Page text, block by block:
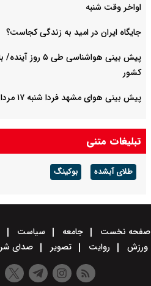
اواخر وقت شنبه
جایگاه ایران در امید به زندگی کجاست؟
پیش بینی
کشور
پیش بینی هوای مشهد فردا شنبه ۱۷ مرداد/ افزایش دما از روز سه شنبه
تبلیغات متنی
طلای آبشده بوکینگ
صفحه نخست جامعه سیاست
ورزش
روایت تصویر صدای